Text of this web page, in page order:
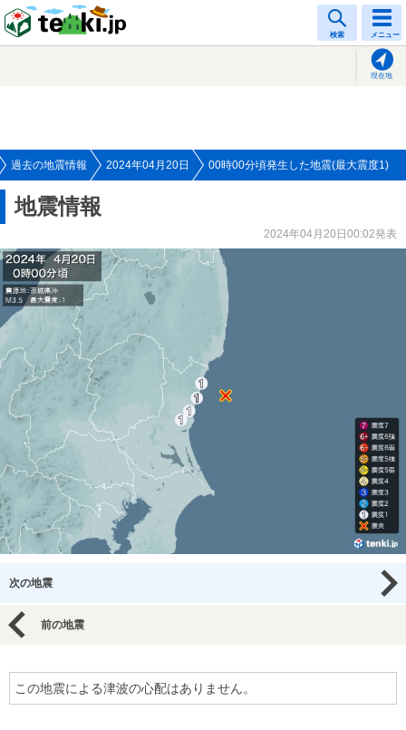
検索 メニュー
現在地
過去の地震情報 2024年04月20日 00時00分頃発生した地震(最大震度1)
地震情報
2024年04月20日00:02発表
次の地震
前の地震
この地震による津波の心配はありません。